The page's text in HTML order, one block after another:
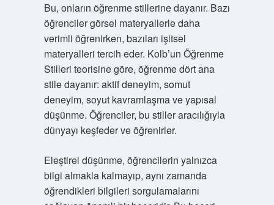
Bu, onların öğrenme stillerine dayanır. Bazı
öğrenciler görsel materyallerle daha
verimli öğrenirken, bazıları işitsel
materyalleri tercih eder. Kolb’un Öğrenme
Stilleri teorisine göre, öğrenme dört ana
stile dayanır: aktif deneyim, somut
deneyim, soyut kavramlaşma ve yapısal
düşünme. Öğrenciler, bu stiller aracılığıyla
dünyayı keşfeder ve öğrenirler.
Eleştirel düşünme, öğrencilerin yalnızca
bilgi almakla kalmayıp, aynı zamanda
öğrendikleri bilgileri sorgulamalarını